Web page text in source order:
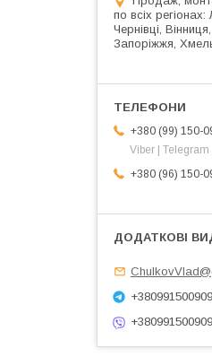
по всіх
Чернівці,
Запоріжжя,
+380 (99) 150-
Viber | Telegram
+380 (96) 150-
+380991500909
+380991500909